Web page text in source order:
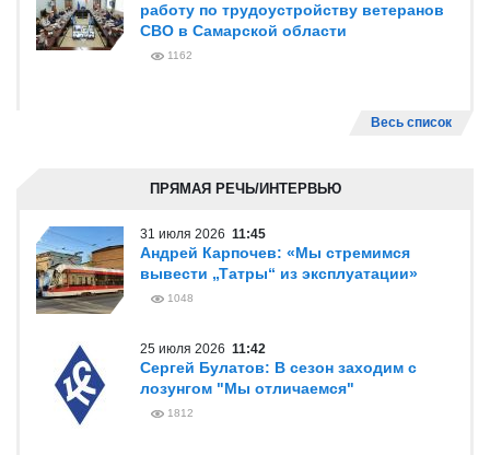
работу по трудоустройству ветеранов
СВО в Самарской области
1162
Весь список
ПРЯМАЯ РЕЧЬ/ИНТЕРВЬЮ
31 июля 2026 11:45
Андрей Карпочев: «Мы стремимся
вывести „Татры“ из эксплуатации»
1048
25 июля 2026 11:42
Сергей Булатов: В сезон заходим с
лозунгом "Мы отличаемся"
1812